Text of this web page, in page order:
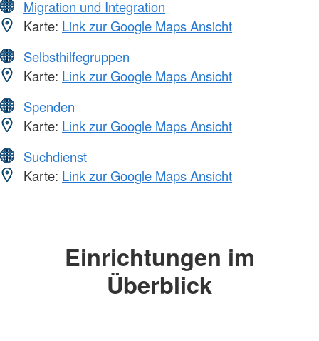
Migration und Integration
Karte: Link zur Google Maps Ansicht
Selbsthilfegruppen
Karte: Link zur Google Maps Ansicht
Spenden
Karte: Link zur Google Maps Ansicht
Suchdienst
Karte: Link zur Google Maps Ansicht
Einrichtungen im
Überblick